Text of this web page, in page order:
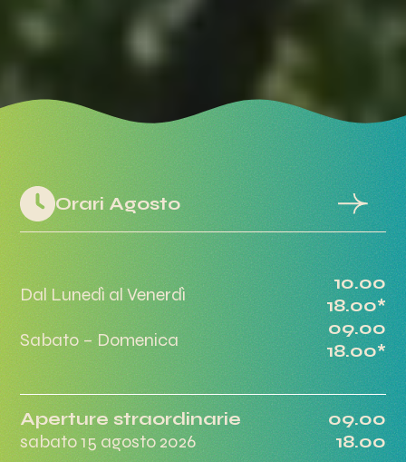
Orari Agosto
Dal Lunedì al Venerdì
10.00
18.00*
Sabato – Domenica
09.00
18.00*
Aperture straordinarie
sabato 15 agosto 2026
09.00
18.00